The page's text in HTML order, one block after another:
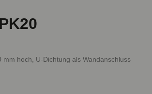
hoch, U-Dichtung als Wandanschluss